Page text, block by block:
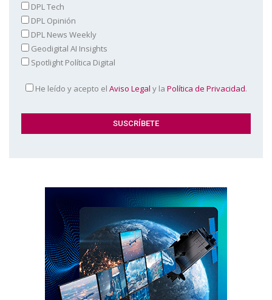
DPL Tech
DPL Opinión
DPL News Weekly
Geodigital AI Insights
Spotlight Política Digital
He leído y acepto el Aviso Legal y la Política de Privacidad.